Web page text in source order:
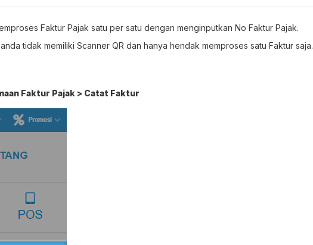
Faktur Pajak satu per satu dengan menginputkan No Faktur Pajak.
tidak memiliki Scanner QR dan hanya hendak memproses satu Faktur saja.
Faktur Pajak > Catat Faktur